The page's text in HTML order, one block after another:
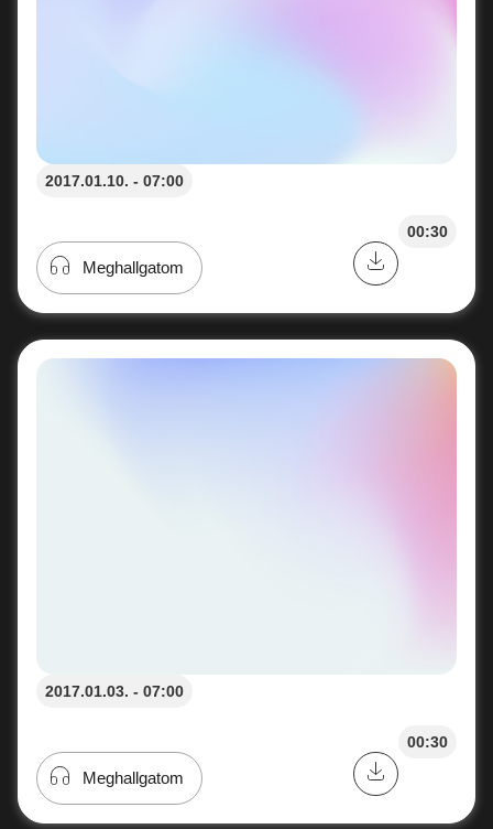
2017.01.10. - 07:00
00:30
Meghallgatom
2017.01.03. - 07:00
00:30
Meghallgatom